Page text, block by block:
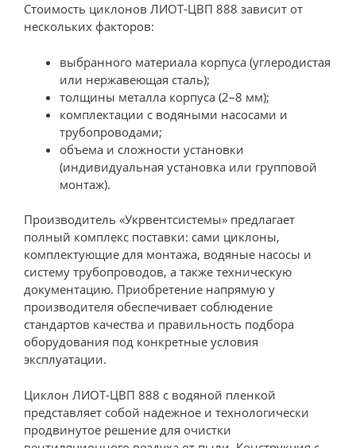
Стоимость циклонов ЛИОТ-ЦВП 888 зависит от
нескольких факторов:
выбранного материала корпуса (углеродистая
или нержавеющая сталь);
толщины металла корпуса (2–8 мм);
комплектации с водяными насосами и
трубопроводами;
объема и сложности установки
(индивидуальная установка или групповой
монтаж).
Производитель «Укрвентсистемы» предлагает
полный комплекс поставки: сами циклоны,
комплектующие для монтажа, водяные насосы и
систему трубопроводов, а также техническую
документацию. Приобретение напрямую у
производителя обеспечивает соблюдение
стандартов качества и правильность подбора
оборудования под конкретные условия
эксплуатации.
Циклон ЛИОТ-ЦВП 888 с водяной пленкой
представляет собой надежное и технологически
продвинутое решение для очистки